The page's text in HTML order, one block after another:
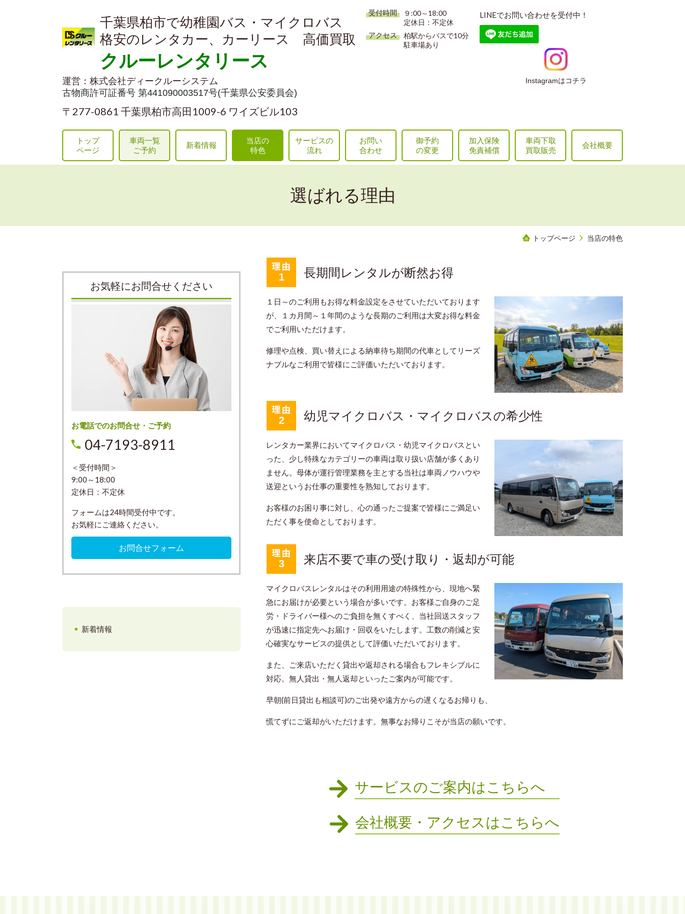
千葉県柏市で幼稚園バス・マイクロバス
格安のレンタカー、カーリース 高価買取
クルーレンタリース
運営：株式会社ディークルーシステム
古物商許可証番号 第441090003517号(千葉県公安委員会)
〒277-0861 千葉県柏市高田1009-6 ワイズビル103
受付時間
９:00～18:00
定休日：不定休
アクセス
柏駅からバスで10分
駐車場あり
LINEでお問い合わせを受付中！
Instagramはコチラ
トップ
ページ
車両一覧
ご予約
新着情報
当店の
特色
サービスの
流れ
お問い
合わせ
御予約
の変更
加入保険
免責補償
車両下取
買取販売
会社概要
選ばれる理由
トップページ 当店の特色
長期間レンタルが断然お得
１日～のご利用もお得な料金設定をさせていただいております
が、１カ月間～１年間のような長期のご利用は大変お得な料金
でご利用いただけます。
修理や点検、買い替えによる納車待ち期間の代車としてリーズ
ナブルなご利用で皆様にご評価いただいております。
幼児マイクロバス・マイクロバスの希少性
レンタカー業界においてマイクロバス・幼児マイクロバスとい
った、少し特殊なカテゴリーの車両は取り扱い店舗が多くあり
ません。母体が運行管理業務を主とする当社は車両ノウハウや
送迎というお仕事の重要性を熟知しております。
お客様のお困り事に対し、心の通ったご提案で皆様にご満足い
ただく事を使命としております。
来店不要で車の受け取り・返却が可能
マイクロバスレンタルはその利用用途の特殊性から、現地へ緊
急にお届けが必要という場合が多いです。お客様ご自身のご足
労・ドライバー様へのご負担を無くすべく、当社回送スタッフ
が迅速に指定先へお届け・回収をいたします。工数の削減と安
心確実なサービスの提供として評価いただいております。
また、ご来店いただく貸出や返却される場合もフレキシブルに
対応。無人貸出・無人返却といったご案内が可能です。
早朝(前日貸出も相談可)のご出発や遠方からの遅くなるお帰りも、
慌てずにご返却がいただけます。無事なお帰りこそが当店の願いです。
サービスのご案内はこちらへ
会社概要・アクセスはこちらへ
お気軽にお問合せください
お電話でのお問合せ・ご予約
04-7193-8911
＜受付時間＞
9:00～18:00
定休日：不定休
フォームは24時間受付中です。
お気軽にご連絡ください。
お問合せフォーム
新着情報